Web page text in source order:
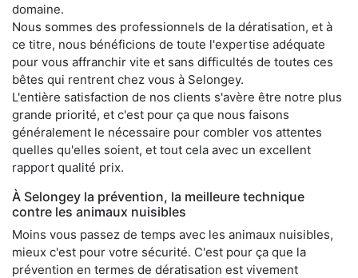
domaine.
Nous sommes des professionnels de la dératisation, et à
ce titre, nous bénéficions de toute l'expertise adéquate
pour vous affranchir vite et sans difficultés de toutes ces
bêtes qui rentrent chez vous à Selongey.
L'entière satisfaction de nos clients s'avère être notre plus
grande priorité, et c'est pour ça que nous faisons
généralement le nécessaire pour combler vos attentes
quelles qu'elles soient, et tout cela avec un excellent
rapport qualité prix.
À Selongey la prévention, la meilleure technique
contre les animaux nuisibles
Moins vous passez de temps avec les animaux nuisibles,
mieux c'est pour votre sécurité. C'est pour ça que la
prévention en termes de dératisation est vivement